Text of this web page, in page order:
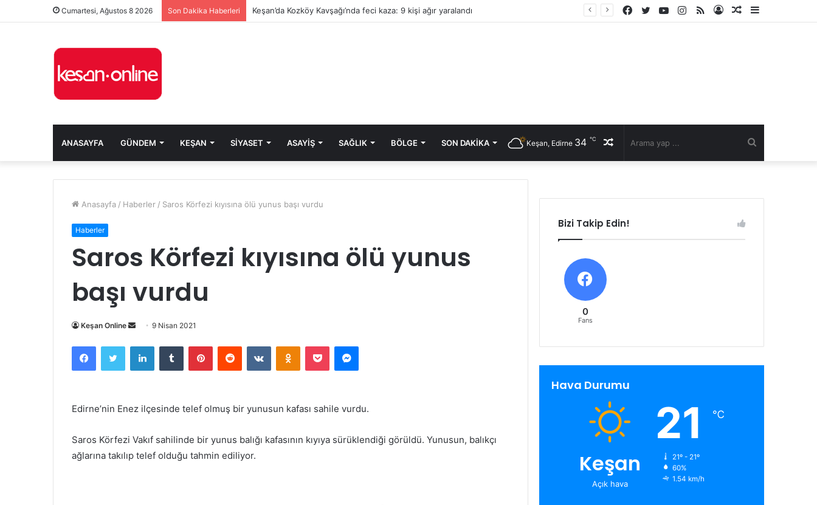
Cumartesi, Ağustos 8 2026 Son Dakika Haberleri Keşan’da Kozköy Kavşağı’nda feci kaza: 9 kişi ağır yaralandı
Kenar
Rastgele
Kayıt
RSS
Instagram
YouTube
Twitter
Facebook
ANASAYFA GÜNDEM KEŞAN SIYASET ASAYIŞ SAĞLIK BÖLGE SON DAKIKA Rastgele
Keşan, Edirne 34 ℃
Anasayfa / Haberler / Saros Körfezi kıyısına ölü yunus başı vurdu
Haberler
Saros Körfezi kıyısına ölü yunus
başı vurdu
Keşan Online
Bir
posta
göndermek
9 Nisan 2021
FacebookTwitter LinkedInTumblr PinterestReddit VKontakteOdnoklassniki
Pocket Messenger
Edirne’nin Enez ilçesinde telef olmuş bir yunusun kafası sahile vurdu.
Saros Körfezi Vakıf sahilinde bir yunus balığı kafasının kıyıya sürüklendiği görüldü. Yunusun, balıkçı
ağlarına takılıp telef olduğu tahmin ediliyor.
Bizi Takip Edin!
0
Fans
Hava Durumu
Keşan
Açık hava
21 ℃
21º - 21º
60%
1.54 km/h